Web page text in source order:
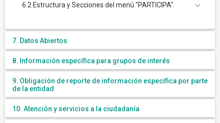
6.2 Estructura y Secciones del menú "PARTICIPA"
7. Datos Abiertos
8. Información específica para grupos de interés
9. Obligación de reporte de información específica por parte
de la entidad
10. Atención y servicios a la ciudadanía